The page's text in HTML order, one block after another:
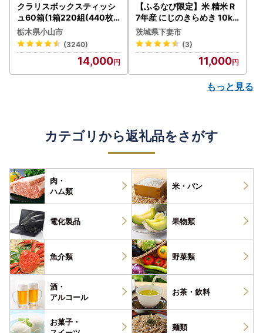
クラリスボックスティッシ
ュ60箱(1箱220組(440枚))
(5個入り×12セット)【配送
不可地域：離島・沖縄県】
【1256759】
栃木県小山市
(3240)
14,000
【ふるなび限定】米 精米 R
7年産 にじのきらめき 10kg
10月 FN-Limited-PR
茨城県下妻市
(3)
11,000
もっと見る
カテゴリから返礼品をさがす
肉・
ハム類
米・パン
電化製品 果物類
魚介類 野菜類
酒・
アルコール
お茶・ 飲料
お菓子・
麺類